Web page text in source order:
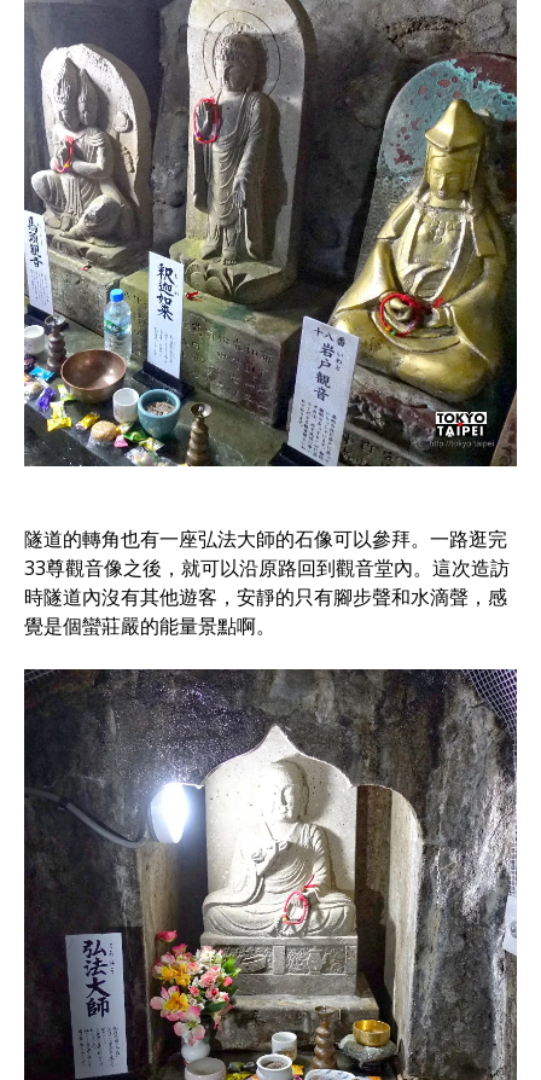
隧道的轉角也有一座弘法大師的石像可以參拜。一路逛完
33尊觀音像之後，就可以沿原路回到觀音堂內。這次造訪
時隧道內沒有其他遊客，安靜的只有腳步聲和水滴聲，感
覺是個蠻莊嚴的能量景點啊。